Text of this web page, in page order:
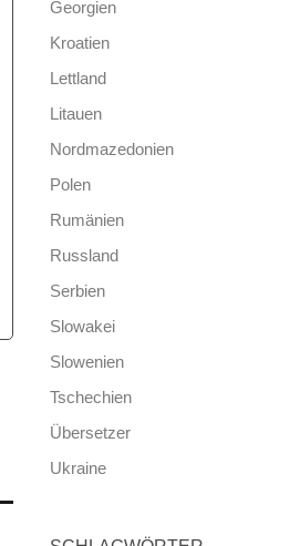
Georgien
Kroatien
Lettland
Litauen
Nordmazedonien
Polen
Rumänien
Russland
Serbien
Slowakei
Slowenien
Tschechien
Übersetzer
Ukraine